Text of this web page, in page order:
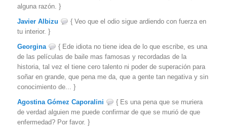
alguna razón. }
Javier Albizu
{ Veo que el odio sigue ardiendo con fuerza en
tu interior. }
Georgina
{ Ede idiota no tiene idea de lo que escribe, es una
de las películas de baile mas famosas y recordadas de la
historia, tal vez el tiene cero talento ni poder de superación para
soñar en grande, que pena me da, que a gente tan negativa y sin
conocimiento de... }
Agostina Gómez Caporalini
{ Es una pena que se muriera
de verdad alguien me puede confirmar de que se murió de que
enfermedad? Por favor. }